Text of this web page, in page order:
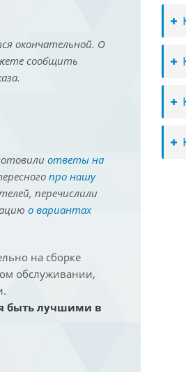
окончательной. О
сообщить
ответы на
про нашу
перечислили
о вариантах
на сборке
обслуживании,
быть лучшими в